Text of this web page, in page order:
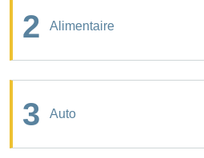
2 Alimentaire
3 Auto